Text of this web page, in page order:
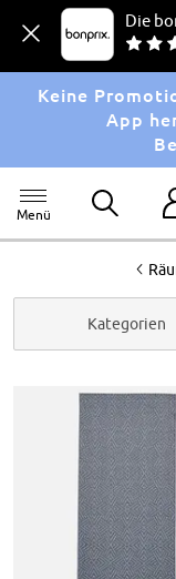
Die
Keine
App
Menü
<
Kategorien